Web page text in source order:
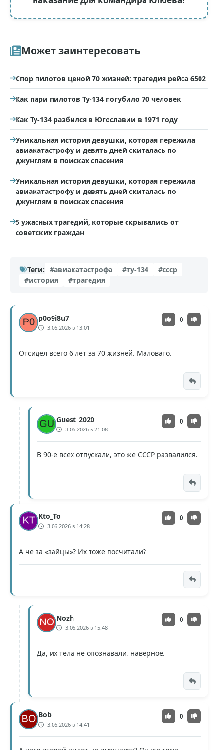
Может заинтересовать
Спор пилотов ценой 70 жизней: трагедия рейса 6502
Как пари пилотов Ту-134 погубило 70 человек
Как Ту-134 разбился в Югославии в 1971 году
Уникальная история девушки, которая пережила
авиакатастрофу и девять дней скиталась по
джунглям в поисках спасения
Уникальная история девушки, которая пережила
авиакатастрофу и девять дней скиталась по
джунглям в поисках спасения
5 ужасных трагедий, которые скрывались от
советских граждан
Теги: #авиакатастрофа #ту-134
#ссср
#история
#трагедия
p0o9i8u7
3.06.2026 в 13:01
0
Отсидел всего 6 лет за 70 жизней. Маловато.
Guest_2020
3.06.2026 в 21:08
0
В 90-е всех отпускали, это же СССР развалился.
Kto_To
3.06.2026 в 14:28
0
А че за «зайцы»? Их тоже посчитали?
Nozh
3.06.2026 в 15:48
0
Да, их тела не опознавали, наверное.
Bob
3.06.2026 в 14:41
0